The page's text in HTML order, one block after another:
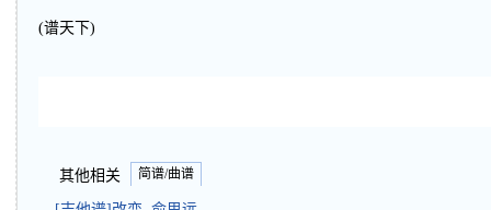
(谱天下)
其他相关 简谱/曲谱